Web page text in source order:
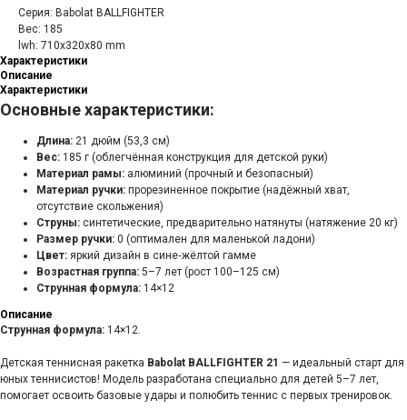
Серия: Babolat BALLFIGHTER
Вес: 185
lwh: 710x320x80 mm
Характеристики
Описание
Характеристики
Основные характеристики:
Длина: 21 дюйм (53,3 см)
Вес: 185 г (облегчённая конструкция для детской руки)
Материал рамы: алюминий (прочный и безопасный)
Материал ручки: прорезиненное покрытие (надёжный хват,
отсутствие скольжения)
Струны: синтетические, предварительно натянуты (натяжение 20 кг)
Размер ручки: 0 (оптимален для маленькой ладони)
Цвет: яркий дизайн в сине‑жёлтой гамме
Возрастная группа: 5–7 лет (рост 100–125 см)
Струнная формула: 14×12
Описание
Струнная формула: 14×12.
Детская теннисная ракетка Babolat BALLFIGHTER 21 — идеальный старт для
юных теннисистов! Модель разработана специально для детей 5–7 лет,
помогает освоить базовые удары и полюбить теннис с первых тренировок.